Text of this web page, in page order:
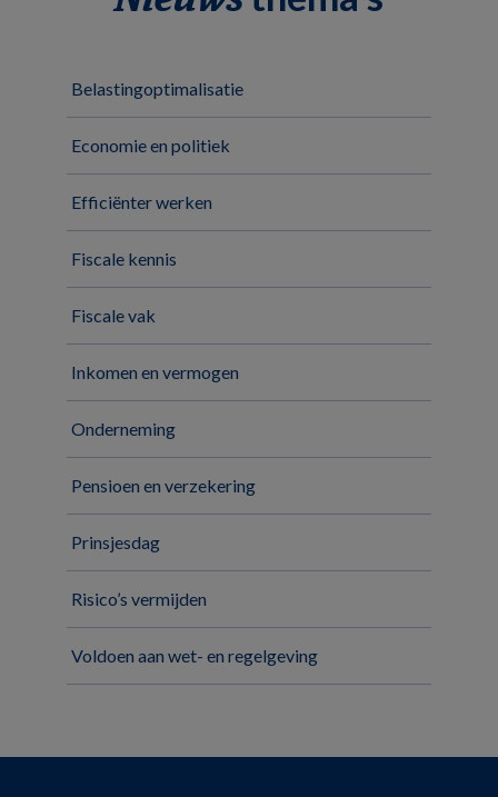
Belastingoptimalisatie
Economie en politiek
Efficiënter werken
Fiscale kennis
Fiscale vak
Inkomen en vermogen
Onderneming
Pensioen en verzekering
Prinsjesdag
Risico’s vermijden
Voldoen aan wet- en regelgeving